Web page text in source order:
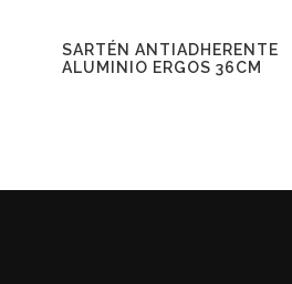
SARTÉN ANTIADHERENTE
ALUMINIO ERGOS 36CM